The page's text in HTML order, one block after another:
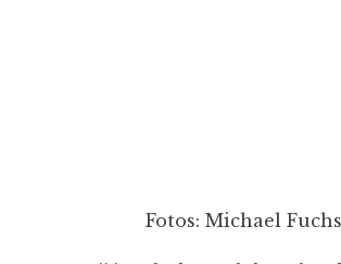
Fotos: Michael Fuchs